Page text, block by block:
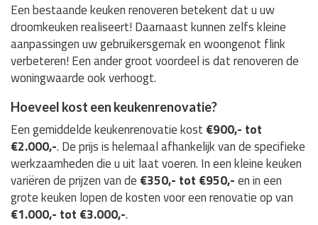
Een bestaande keuken renoveren betekent dat u uw
droomkeuken realiseert! Daarnaast kunnen zelfs kleine
aanpassingen uw gebruikersgemak en woongenot flink
verbeteren! Een ander groot voordeel is dat renoveren de
woningwaarde ook verhoogt.
Hoeveel kost een keukenrenovatie?
Een gemiddelde keukenrenovatie kost €900,- tot
€2.000,-. De prijs is helemaal afhankelijk van de specifieke
werkzaamheden die u uit laat voeren. In een kleine keuken
variëren de prijzen van de €350,- tot €950,-en in een
grote keuken lopen de kosten voor een renovatie op van
€1.000,- tot €3.000,-.